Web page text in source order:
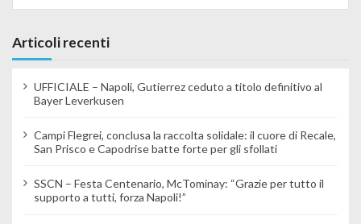
Articoli recenti
UFFICIALE – Napoli, Gutierrez ceduto a titolo definitivo al
Bayer Leverkusen
Campi Flegrei, conclusa la raccolta solidale: il cuore di Recale,
San Prisco e Capodrise batte forte per gli sfollati
SSCN – Festa Centenario, McTominay: “Grazie per tutto il
supporto a tutti, forza Napoli!”